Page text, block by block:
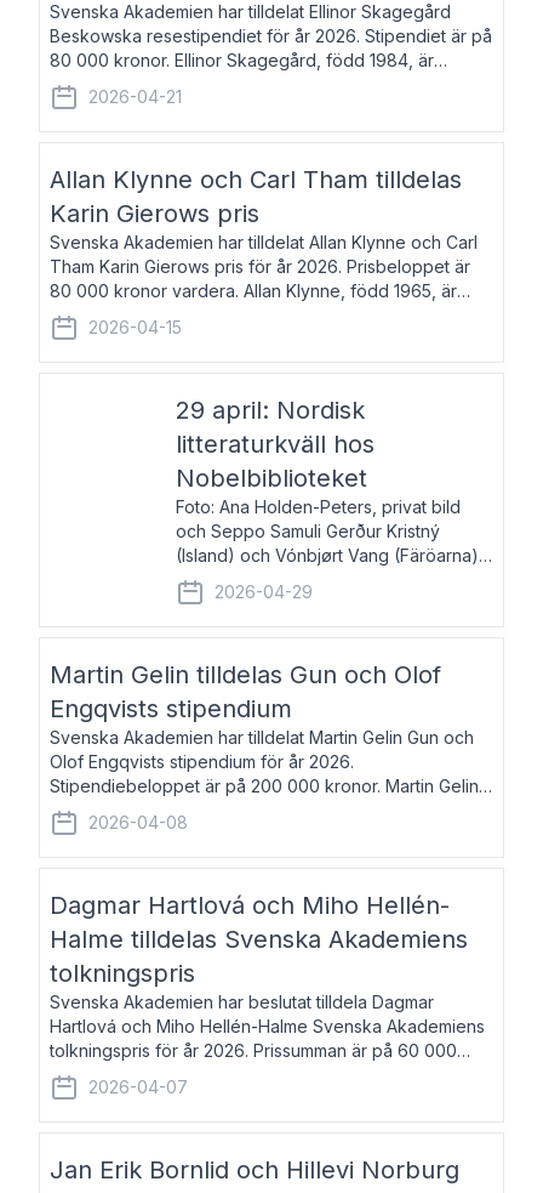
Svenska Akademien har tilldelat Ellinor Skagegård
Beskowska resestipendiet för år 2026. Stipendiet är på
80 000 kronor. Ellinor Skagegård, född 1984, är
författare, journalist och musiker. Hon skriver
återkommande för Svenska Dagbladet, Ups
2026-04-21
Allan Klynne och Carl Tham tilldelas
Karin Gierows pris
Svenska Akademien har tilldelat Allan Klynne och Carl
Tham Karin Gierows pris för år 2026. Prisbeloppet är
80 000 kronor vardera. Allan Klynne, född 1965, är
arkeolog, författare, översättare och fil.dr i antikens
kultur och samhällsliv. Ut
2026-04-15
29 april: Nordisk
litteraturkväll hos
Nobelbiblioteket
Foto: Ana Holden-Peters, privat bild
och Seppo Samuli Gerður Kristný
(Island) och Vónbjørt Vang (Färöarna)
läser ur sina verk och samtalar med
John Swedenmark. De läser upp på
färöiska, isländska och svenska och
2026-04-29
Martin Gelin tilldelas Gun och Olof
Engqvists stipendium
Svenska Akademien har tilldelat Martin Gelin Gun och
Olof Engqvists stipendium för år 2026.
Stipendiebeloppet är på 200 000 kronor. Martin Gelin,
född 1978, är journalist och författare. Han lever
numera i Paris men var under många år bosat
2026-04-08
Dagmar Hartlová och Miho Hellén-
Halme tilldelas Svenska Akademiens
tolkningspris
Svenska Akademien har beslutat tilldela Dagmar
Hartlová och Miho Hellén-Halme Svenska Akademiens
tolkningspris för år 2026. Prissumman är på 60 000
kronor var. Dagmar Hartlová, född 1951, översätter
huvudsakligen från svenska till tjeckiska
2026-04-07
Jan Erik Bornlid och Hillevi Norburg